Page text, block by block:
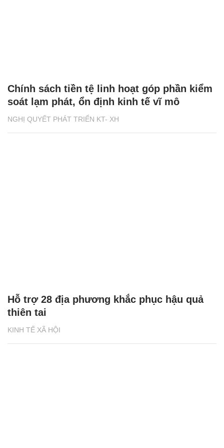
NGHỊ QUYẾT PHÁT TRIỂN KT- XH
Chính sách tiền tệ linh hoạt góp phần kiểm
soát lạm phát, ổn định kinh tế vĩ mô
KINH TẾ XÃ HỘI
Hỗ trợ 28 địa phương khắc phục hậu quả
thiên tai